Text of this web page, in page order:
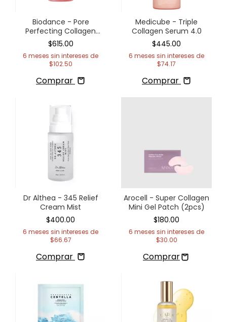
Biodance - Pore
Perfecting Collagen
Peptide Serum
$615.00
6 meses sin intereses de
$102.50
Comprar
Medicube - Triple
Collagen Serum 4.0
$445.00
6 meses sin intereses de
$74.17
Comprar
Dr Althea - 345 Relief
Cream Mist
$400.00
6 meses sin intereses de
$66.67
Comprar
Arocell - Super Collagen
Mini Gel Patch (2pcs)
$180.00
6 meses sin intereses de
$30.00